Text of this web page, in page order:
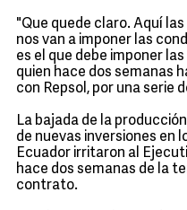
"Que quede claro. Aquí
nos van a imponer las
es el que debe imponer
quien hace dos semanas
con Repsol, por una serie
La bajada de la
de nuevas inversiones en
Ecuador irritaron al
hace dos semanas de la
contrato.